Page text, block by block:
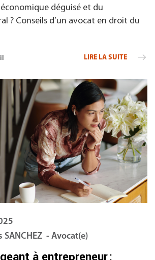
déguisé et du
? Conseils d’un avocat en droit du
LIRE LA SUITE
SANCHEZ - Avocat(e)